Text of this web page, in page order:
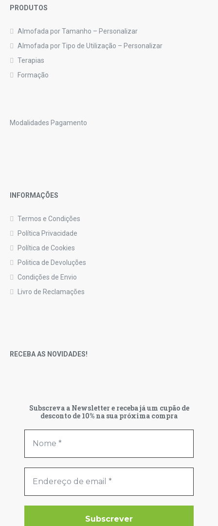
PRODUTOS
Almofada por Tamanho – Personalizar
Almofada por Tipo de Utilização – Personalizar
Terapias
Formação
Modalidades Pagamento
INFORMAÇÕES
Termos e Condições
Política Privacidade
Política de Cookies
Politica de Devoluções
Condições de Envio
Livro de Reclamações
RECEBA AS NOVIDADES!
Subscreva a Newsletter e receba já um cupão de
desconto de 10% na sua próxima compra